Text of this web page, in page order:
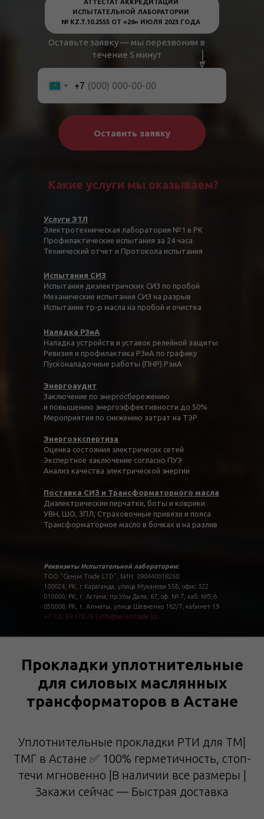
Услуги ЭТЛ
Электротехническая лаборатория №1 в РК
Профилактические испытания за 24 часа
Технический отчет и Протокола испытания
Наладка РЗиА
Наладка устройств и уставок релейной защиты
Ревизия и профилактика РЗиА по графику
Пусконаладочные работы (ПНР) РзиА
Энергоаудит
Заключение по энергосбережению
и повышению энергоэффективности до 50%
Мероприятия по снижению затрат на ТЭР
Испытания СИЗ
Испытания диэлектричских СИЗ по пробой
Механические испытания СИЗ на разрыв
Испытание тр-р масла на пробой и очистка
Энергоэкспертиза
Оценка состояния электричесих сетей
Экспертное заключение согласно ПУЭ
Анализ качества электрической энергии
Поставка СИЗ и Трансформаторного масла
Диэлектрические перчатки, боты и коврики
УВН, ШО, ЗПЛ, Страховочные привязи и пояса
Трансформаторное масло в бочках и на разлив
Какие услуги мы оказываем?
АТТЕСТАТ АККРЕДИТАЦИИ
ИСПЫТАТЕЛЬНОЙ ЛАБОРАТОРИИ
№ KZ.T.10.2555 ОТ «26» ИЮЛЯ 2023 ГОДА
+7
Оставить заявку
Оставьте заявку — мы перезвоним в
течение 5 минут
Реквизиты Испытательной лаборатории:
ТОО "Сенім Trade LTD", БИН: 090440018260
100024, РК, г.Караганда, улица Муканова 55Б, офис 322
010000, РК, г. Астана, пр.Улы Дала, 67, оф. № 7, каб. №5,6
050008, РК, г. Алматы, улица Шевченко 162/7, кабинет 19
+7 702 99 170 25
info@senimtrade.kz
Прокладки уплотнительные
для силовых маслянных
трансформаторов в Астане
Уплотнительные прокладки РТИ для ТМ|
ТМГ в Астане ✅ 100% герметичность, стоп-
течи мгновенно |В наличии все размеры |
Закажи сейчас — Быстрая доставка